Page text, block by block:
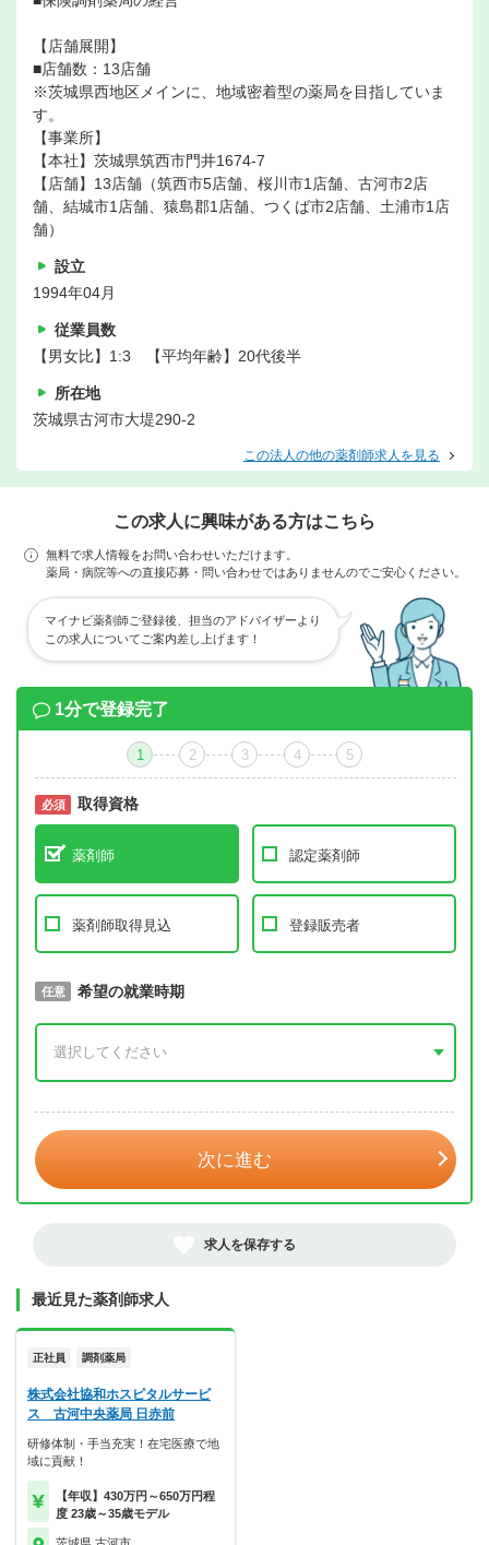
【店舗展開】
■店舗数：13店舗
※茨城県西地区メインに、地域密着型の薬局を目指していま
す。
【事業所】
【本社】茨城県筑西市門井1674-7
【店舗】13店舗（筑西市5店舗、桜川市1店舗、古河市2店
舗、結城市1店舗、猿島郡1店舗、つくば市2店舗、土浦市1店
舗）
設立
1994年04月
従業員数
【男女比】1:3 【平均年齢】20代後半
所在地
茨城県古河市大堤290-2
この法人の他の薬剤師求人を見る
この求人に興味がある方はこちら
無料で求人情報をお問い合わせいただけます。
薬局・病院等への直接応募・問い合わせではありませんのでご安心ください。
マイナビ薬剤師ご登録後、担当のアドバイザーより
この求人についてご案内差し上げます！
1分で登録完了
1 2 3 4 5
必須 取得資格
薬剤師 認定薬剤師
薬剤師取得見込 登録販売者
必須 取得予定年
任意 希望の就業時期
次に進む
求人を保存する
最近見た薬剤師求人
正社員 調剤薬局
株式会社協和ホスピタルサービ
ス 古河中央薬局 日赤前
研修体制・手当充実！在宅医療で地
域に貢献！
【年収】430万円～650万円程
度 23歳～35歳モデル